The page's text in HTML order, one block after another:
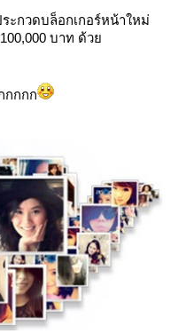
กวดบล็อกเกอร์หน้าใหม่
100,000 บาท ด้ว
กกกก